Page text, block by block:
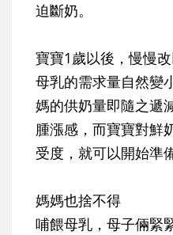
迫斷奶。
寶寶1歲以後，慢慢
母乳的需求量自然變
媽的供奶量即隨之遞
腫漲感，而寶寶對鮮
受度，就可以開始準
媽媽也捨不得
哺餵母乳，母子倆緊